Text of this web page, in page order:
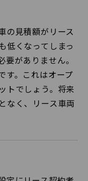
の見積額がリース
低くなってしまっ
がありません。
す。これはオープ
トでしょう。将来
なく、リース車両